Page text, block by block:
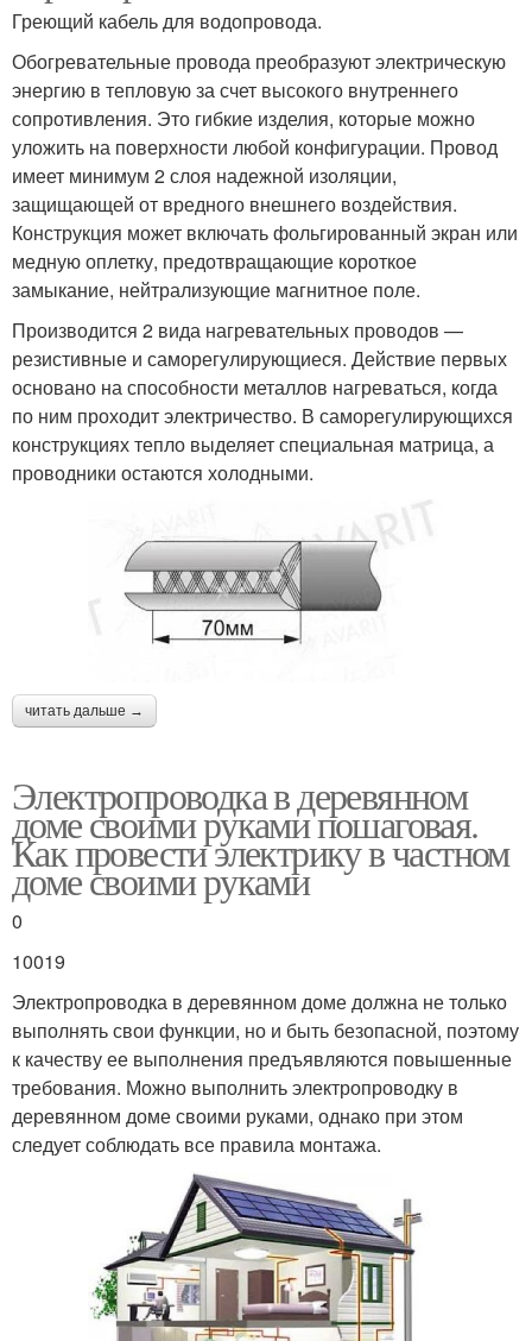
Греющий кабель для водопровода.
Обогревательные провода преобразуют электрическую
энергию в тепловую за счет высокого внутреннего
сопротивления. Это гибкие изделия, которые можно
уложить на поверхности любой конфигурации. Провод
имеет минимум 2 слоя надежной изоляции,
защищающей от вредного внешнего воздействия.
Конструкция может включать фольгированный экран или
медную оплетку, предотвращающие короткое
замыкание, нейтрализующие магнитное поле.
Производится 2 вида нагревательных проводов —
резистивные и саморегулирующиеся. Действие первых
основано на способности металлов нагреваться, когда
по ним проходит электричество. В саморегулирующихся
конструкциях тепло выделяет специальная матрица, а
проводники остаются холодными.
читать дальше →
Электропроводка в деревянном
доме своими руками пошаговая.
Как провести электрику в частном
доме своими руками
0
10019
Электропроводка в деревянном доме должна не только
выполнять свои функции, но и быть безопасной, поэтому
к качеству ее выполнения предъявляются повышенные
требования. Можно выполнить электропроводку в
деревянном доме своими руками, однако при этом
следует соблюдать все правила монтажа.